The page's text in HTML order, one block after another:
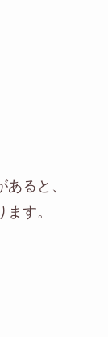
ると、
す。